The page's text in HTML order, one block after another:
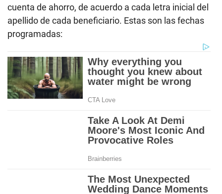
cuenta de ahorro, de acuerdo a cada letra inicial del
apellido de cada beneficiario. Estas son las fechas
programadas: